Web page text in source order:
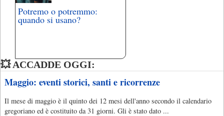
Potremo o potremmo:
quando si usano?
💥 ACCADDE OGGI:
Maggio: eventi storici, santi e ricorrenze
Il mese di maggio è il quinto dei 12 mesi dell'anno secondo il calendario
gregoriano ed è costituito da 31 giorni. Gli è stato dato ...